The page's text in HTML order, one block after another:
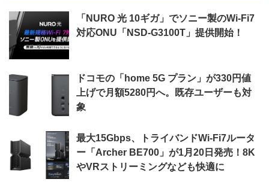
「NURO 光 10ギガ」でソニー製のWi-Fi7
対応ONU「NSD-G3100T」提供開始！
ドコモの「home 5G プラン」が330円値
上げで月額5280円へ。既存ユーザーも対
象
最大15Gbps、トライバンドWi-Fi7ルータ
ー「Archer BE700」が1月20日発売！8K
やVRストリーミングなども快適に